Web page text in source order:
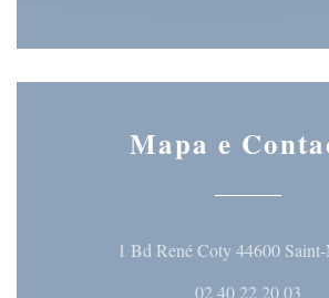
Mapa e
1 Bd René Coty 44600
02 40 22 20 03